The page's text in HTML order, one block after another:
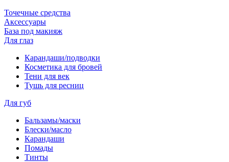
Точечные средства
Аксессуары
База под макияж
Для глаз
Карандаши/подводки
Косметика для бровей
Тени для век
Тушь для ресниц
Для губ
Бальзамы/маски
Блески/масло
Карандаши
Помады
Тинты